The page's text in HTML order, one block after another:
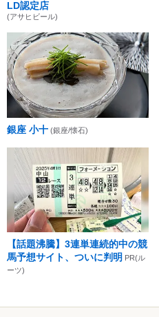
LD認定店
(アサヒビール)
銀座 小十 (銀座/懐石)
【話題沸騰】3連単連続的中の競
馬予想サイト、ついに判明 PR(ル
ーツ)